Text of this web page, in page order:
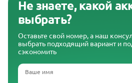
Не знаете, какой
выбрать?
Оставьте свой номер, а наш
выбрать подходящий вариант и
сэкономить
Ваше имя